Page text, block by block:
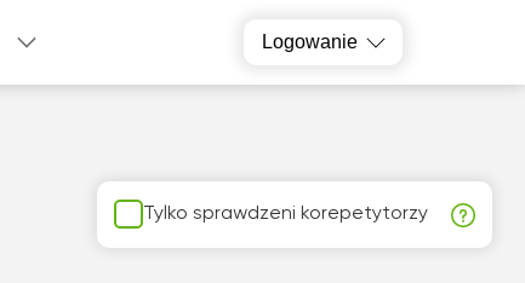
Logowanie
Tylko sprawdzeni korepetytorzy